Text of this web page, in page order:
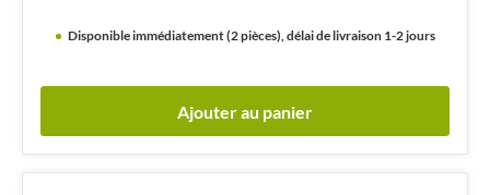
Disponible immédiatement (2 pièces), délai de livraison 1-2 jours
Ajouter au panier